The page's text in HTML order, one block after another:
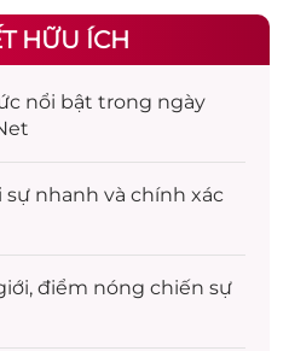
HỮU ÍCH
nổi bật trong ngày
sự nhanh và chính xác
, điểm nóng chiến sự